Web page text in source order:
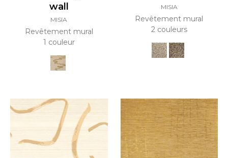
wall
MISIA
Revêtement mural
1 couleur
MISIA
Revêtement mural
2 couleurs